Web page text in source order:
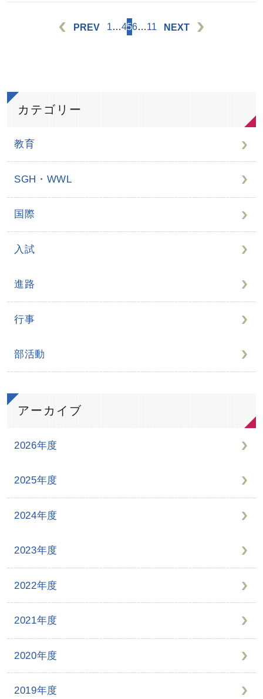
PREV 1…456…11 NEXT
カテゴリー
教育
SGH・WWL
国際
入試
進路
行事
部活動
アーカイブ
2026年度
2025年度
2024年度
2023年度
2022年度
2021年度
2020年度
2019年度